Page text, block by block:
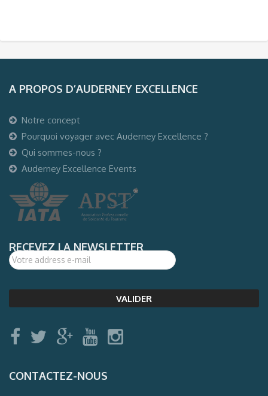
A PROPOS D’AUDERNEY EXCELLENCE
Notre concept
Pourquoi voyager avec Auderney Excellence ?
Qui sommes-nous ?
Auderney Excellence Events
RECEVEZ LA NEWSLETTER
CONTACTEZ-NOUS